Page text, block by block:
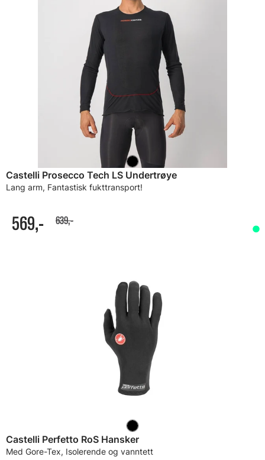
Castelli Prosecco Tech LS Undertrøye
Lang arm, Fantastisk fukttransport!
569,- 639,-
Castelli Perfetto RoS Hansker
Med Gore-Tex, Isolerende og vanntett